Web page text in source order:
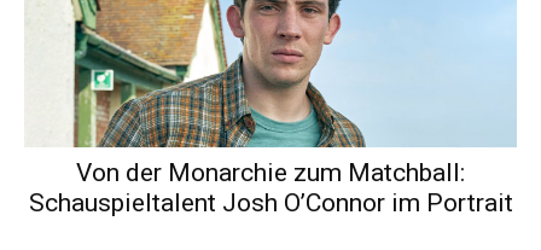
Von der Monarchie zum Matchball:
Schauspieltalent Josh O’Connor im Portrait